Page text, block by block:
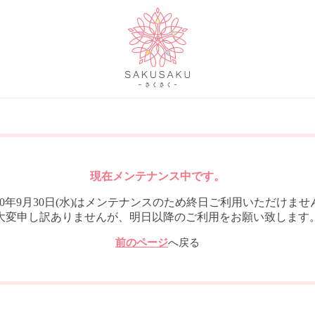
現在メンテナンス中です。
年9月30日(水)はメンテナンスのため終日ご利用いただけませ
変申し訳ありませんが、明日以降のご利用をお願い致します
前のページへ戻る